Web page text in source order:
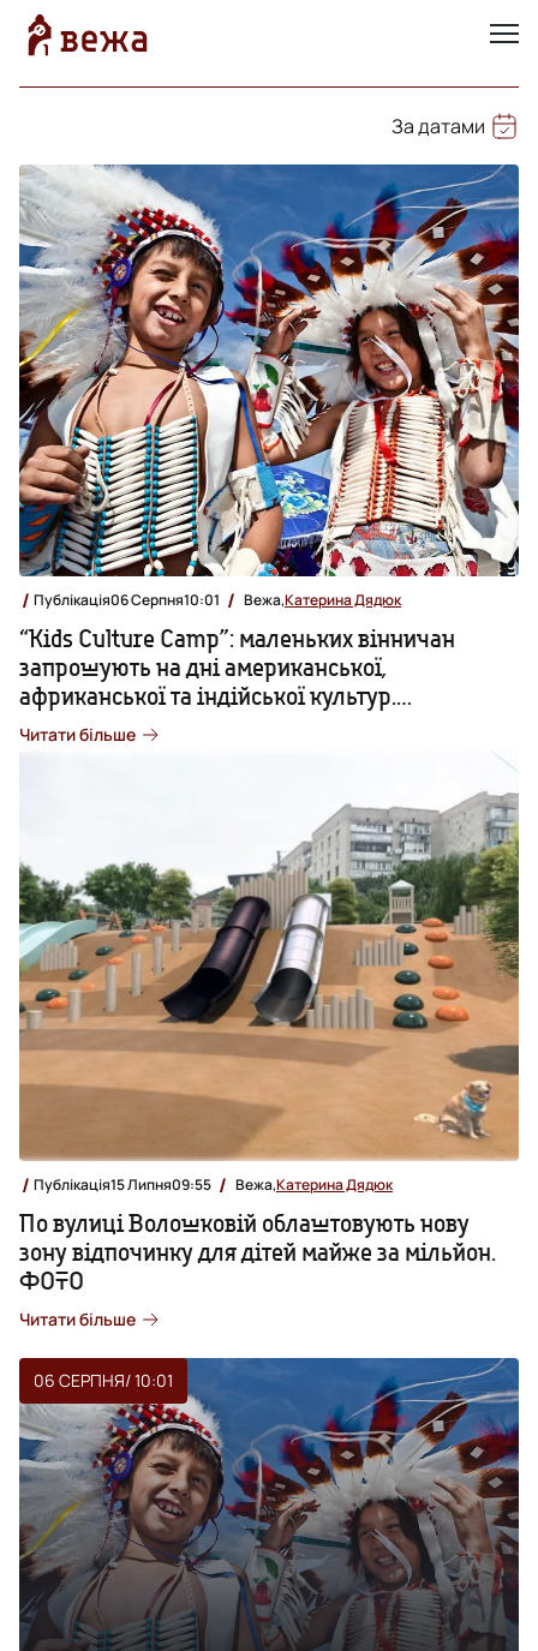
За датами
Публікація06 Серпня10:01 Вежа,Катерина Дядюк
“Kids Culture Camp”: маленьких вінничан
запрошують на дні американської,
африканської та індійської культур.
ПРОГРАМА
Читати більше
Публікація15 Липня09:55 Вежа,Катерина Дядюк
По вулиці Волошковій облаштовують нову
зону відпочинку для дітей майже за мільйон.
ФОТО
Читати більше
06 СЕРПНЯ/ 10:01